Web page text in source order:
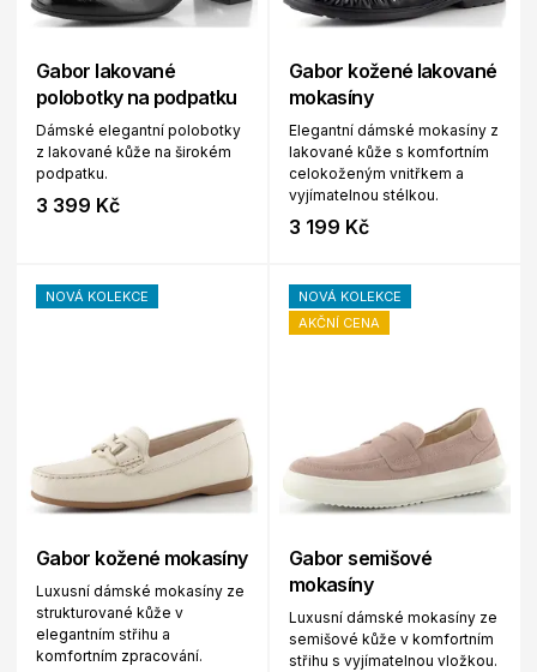
Gabor lakované
polobotky na podpatku
Dámské elegantní polobotky
z lakované kůže na širokém
podpatku.
3 399 Kč
Gabor kožené lakované
mokasíny
Elegantní dámské mokasíny z
lakované kůže s komfortním
celokoženým vnitřkem a
vyjímatelnou stélkou.
3 199 Kč
NOVÁ KOLEKCE
Gabor kožené mokasíny
Luxusní dámské mokasíny ze
strukturované kůže v
elegantním střihu a
komfortním zpracování.
NOVÁ KOLEKCE
AKČNÍ CENA
Gabor semišové
mokasíny
Luxusní dámské mokasíny ze
semišové kůže v komfortním
střihu s vyjímatelnou vložkou.